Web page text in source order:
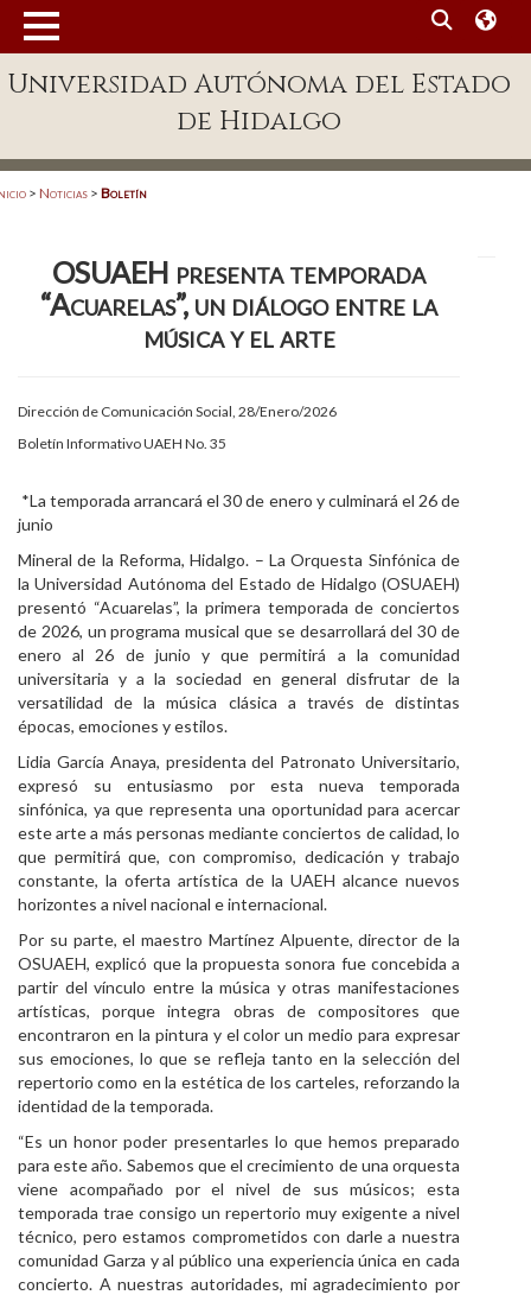
Enlaces
Patronato
Acreditación Internacional
Aspirantes
Personal
Alumni
Visitantes
Universidad Autónoma del Estado
de Hidalgo
> Noticias > Boletín
OSUAEH presenta temporada
“Acuarelas”, un diálogo entre la
música y el arte
Dirección de Comunicación Social, 28/Enero/2026
Boletín Informativo UAEH No. 35
*La temporada arrancará el 30 de enero y culminará el 26 de
junio
Mineral de la Reforma, Hidalgo. – La Orquesta Sinfónica de
la Universidad Autónoma del Estado de Hidalgo (OSUAEH)
presentó “Acuarelas”, la primera temporada de conciertos
de 2026, un programa musical que se desarrollará del 30 de
enero al 26 de junio y que permitirá a la comunidad
universitaria y a la sociedad en general disfrutar de la
versatilidad de la música clásica a través de distintas
épocas, emociones y estilos.
Lidia García Anaya, presidenta del Patronato Universitario,
expresó su entusiasmo por esta nueva temporada
sinfónica, ya que representa una oportunidad para acercar
este arte a más personas mediante conciertos de calidad, lo
que permitirá que, con compromiso, dedicación y trabajo
constante, la oferta artística de la UAEH alcance nuevos
horizontes a nivel nacional e internacional.
Por su parte, el maestro Martínez Alpuente, director de la
OSUAEH, explicó que la propuesta sonora fue concebida a
partir del vínculo entre la música y otras manifestaciones
artísticas, porque integra obras de compositores que
encontraron en la pintura y el color un medio para expresar
sus emociones, lo que se refleja tanto en la selección del
repertorio como en la estética de los carteles, reforzando la
identidad de la temporada.
“Es un honor poder presentarles lo que hemos preparado
para este año. Sabemos que el crecimiento de una orquesta
viene acompañado por el nivel de sus músicos; esta
temporada trae consigo un repertorio muy exigente a nivel
técnico, pero estamos comprometidos con darle a nuestra
comunidad Garza y al público una experiencia única en cada
concierto. A nuestras autoridades, mi agradecimiento por